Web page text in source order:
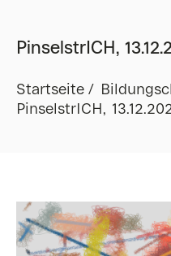
PinselstrICH,
Startseite
PinselstrICH,